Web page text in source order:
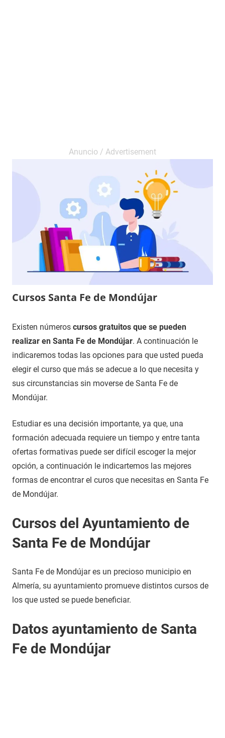
Cursos Santa Fe de Mondújar
4
de
enero
2021
Maria
Cursos
en
Almería
Existen números cursos gratuitos que se pueden
realizar en Santa Fe de Mondújar. A continuación le
indicaremos todas las opciones para que usted pueda
elegir el curso que más se adecue a lo que necesita y
sus circunstancias sin moverse de Santa Fe de
Mondújar.
Estudiar es una decisión importante, ya que, una
formación adecuada requiere un tiempo y entre tanta
ofertas formativas puede ser difícil escoger la mejor
opción, a continuación le indicartemos las mejores
formas de encontrar el curos que necesitas en Santa Fe
de Mondújar.
Cursos del Ayuntamiento de
Santa Fe de Mondújar
Santa Fe de Mondújar es un precioso municipio en
Almería, su ayuntamiento promueve distintos cursos de
los que usted se puede beneficiar.
Datos ayuntamiento de Santa
Fe de Mondújar